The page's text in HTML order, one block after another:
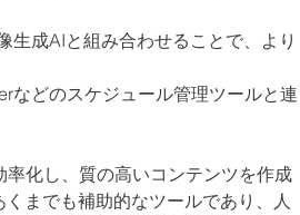
成AIと組み合わせることで、より
などのスケジュール管理ツールと連
化し、質の高いコンテンツを作成
までも補助的なツールであり、人